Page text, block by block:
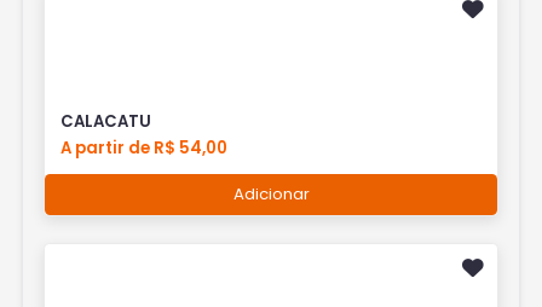
CALACATU
A partir de R$ 54,00
Adicionar